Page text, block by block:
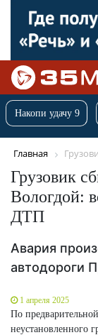
Накопи удачу 9
Главная
Грузовик
Вологдой:
ДТП
Авария
автодороги
1 апреля 2025
По
неустановленного